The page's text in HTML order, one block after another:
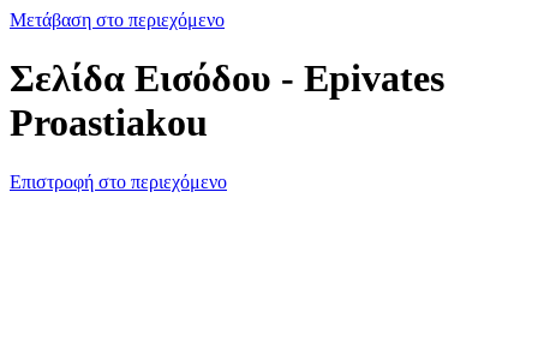
Μετάβαση στο περιεχόμενο
Σελίδα Εισόδου - Epivates
Proastiakou
Επιστροφή στο περιεχόμενο